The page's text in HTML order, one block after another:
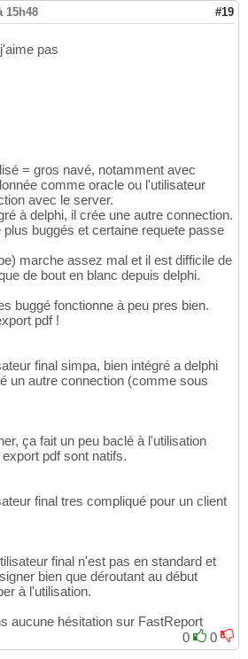
15h48 #19
pas
= gros navé, notamment avec
comme oracle ou l'utilisateur
avec le server.
à delphi, il crée une autre connection.
buggés et certaine requete passe
marche assez mal et il est difficile de
de bout en blanc depuis delphi.
buggé fonctionne à peu pres bien.
pdf !
final simpa, bien intégré a delphi
un autre connection (comme sous
ça fait un peu baclé à l'utilisation
pdf sont natifs.
final tres compliqué pour un client
final n'est pas en standard et
bien que déroutant au début
à l'utilisation.
aucune hésitation sur FastReport
0
0